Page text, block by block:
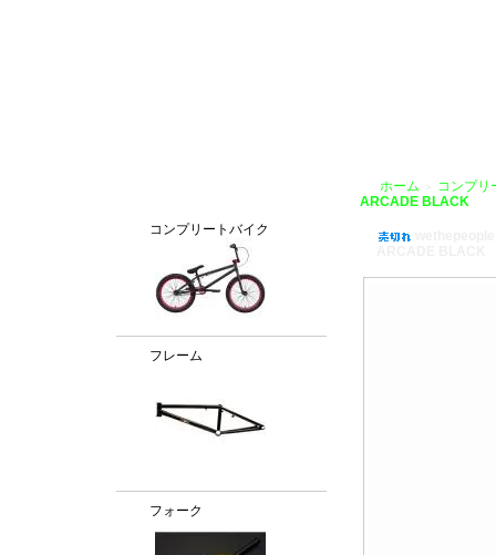
コンプリートバイク
フレーム
フォーク
ホーム
コンプリ
ARCADE BLACK